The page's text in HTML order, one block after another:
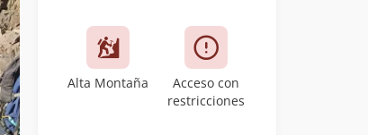
Alta Montaña
Acceso con
restricciones